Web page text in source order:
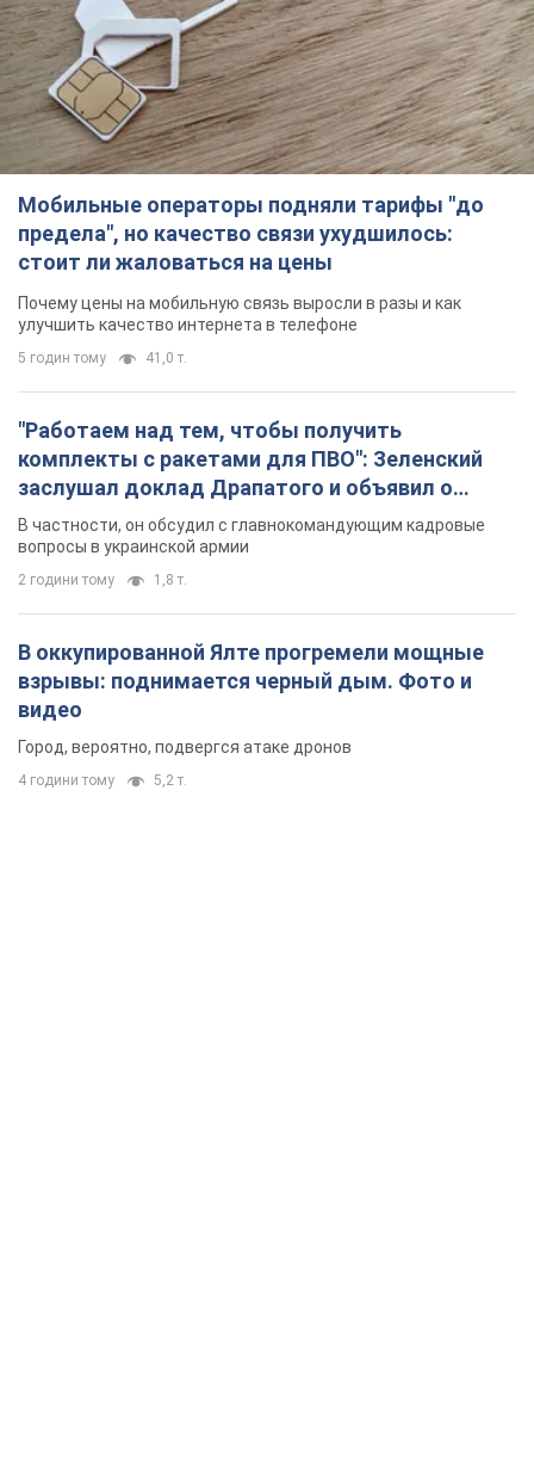
Мобильные операторы подняли тарифы "до
предела", но качество связи ухудшилось:
стоит ли жаловаться на цены
Почему цены на мобильную связь выросли в разы и как
улучшить качество интернета в телефоне
5 годин тому 41,0 т.
"Работаем над тем, чтобы получить
комплекты с ракетами для ПВО": Зеленский
заслушал доклад Драпатого и объявил о
новых мерах
В частности, он обсудил с главнокомандующим кадровые
вопросы в украинской армии
2 години тому 1,8 т.
В оккупированной Ялте прогремели мощные
взрывы: поднимается черный дым. Фото и
видео
Город, вероятно, подвергся атаке дронов
4 години тому 5,2 т.